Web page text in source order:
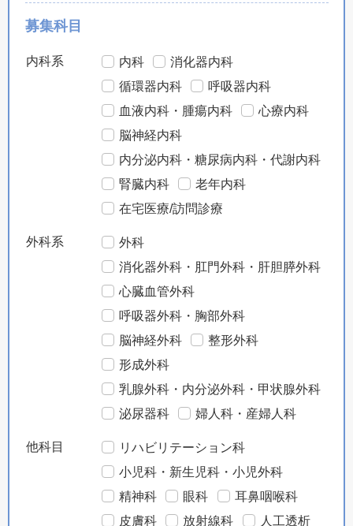
募集科目
内科系 内科
消化器内科
循環器内科
呼吸器内科
血液内科・腫瘍内科
心療内科
脳神経内科
内分泌内科・糖尿病内科・代謝内科
腎臓内科
老年内科
在宅医療/訪問診療
外科系
外科
消化器外科・肛門外科・肝胆膵外科
心臓血管外科
呼吸器外科・胸部外科
脳神経外科
整形外科
形成外科
乳腺外科・内分泌外科・甲状腺外科
泌尿器科
婦人科・産婦人科
他科目
リハビリテーション科
小児科・新生児科・小児外科
精神科
眼科
耳鼻咽喉科
皮膚科
放射線科
人工透析